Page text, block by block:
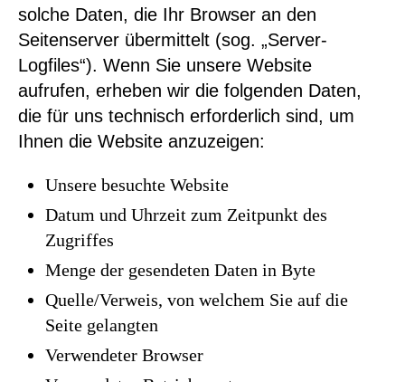
solche Daten, die Ihr Browser an den
Seitenserver übermittelt (sog. „Server-
Logfiles“). Wenn Sie unsere Website
aufrufen, erheben wir die folgenden Daten,
die für uns technisch erforderlich sind, um
Ihnen die Website anzuzeigen:
Unsere besuchte Website
Datum und Uhrzeit zum Zeitpunkt des
Zugriffes
Menge der gesendeten Daten in Byte
Quelle/Verweis, von welchem Sie auf die
Seite gelangten
Verwendeter Browser